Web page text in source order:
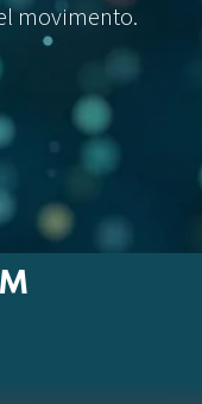
movimento.